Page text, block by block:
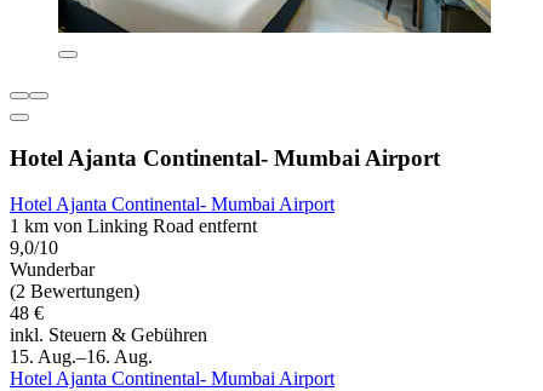
Hotel Ajanta Continental- Mumbai Airport
Hotel Ajanta Continental- Mumbai Airport
1 km von Linking Road entfernt
9,0/10
Wunderbar
(2 Bewertungen)
48 €
inkl. Steuern & Gebühren
15. Aug.–16. Aug.
Hotel Ajanta Continental- Mumbai Airport